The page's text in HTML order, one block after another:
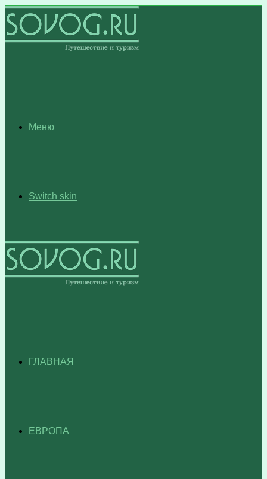
Меню
Switch skin
ГЛАВНАЯ
ЕВРОПА